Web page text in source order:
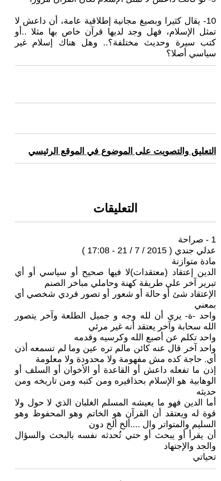
10- يقال كثيرا وبصيغ مجانية إطلاقية عامة، أن داعش لا
تمثل الإسلام، فهل وجد لديها قرآن خاص بها مثلا ..أو
كتب سيرة وحديث مختلفة؟.. وهل هناك إسلام غير
سياسي أصلا؟
التعليق والتصويت على الموضوع في الموقع الرئيسي
التعليقات
1 - صراحة
عدلي جندي ( 2015 / 7 / 21 - 17:08 )
مادة متوازنة
الدين إعتقاد (معتقدات)لا فيها صحيح أو سياسي أو أي
تبرير آخر علي طريقة كهنة وحاملي مباخر الصنم
الإعتقاد شئ أو حالة أو شعور أو تصور فردي شخصي أي
بمعني
واحد -ة- يري أن لله وجه و جميل الطلعة وآخر يتصور
الله سحابة وآخر يعتقد أنه غير مرئي
واحد تكلم عن أصبع الله وكرسيه وقدمه
واحد آخر قال عنه كائن مالم تره عين وما لم تسمعه أذن
أي. حاجة كده مش مفهومة ولا محدودة ولا معلومة
إذن ما تفعله داعش أو القاعدة أو الأخوان أو السلف أو
الوهابية هو الإسلام بحذافيره ومن كتبه ومن تاريخه ومن
حديثه
أما الدين فهو ما يعيشه المسلم الغلبان الذي لا حول ولا
قوة له ويعتقد أن القرآن هو الخاتم وهو المحفوظ وهو
السليم والمتواتر وال ....ألخ ألخ دون
أن يقرأ أو يبحث أو حتي تُحدثه نفسه بالبحث والسؤال
والجد والإجتهاد
تحياتي